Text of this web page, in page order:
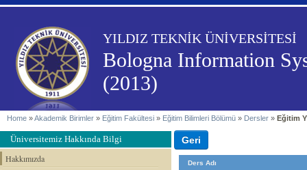
YILDIZ TEKNİK ÜNİVERSİTESİ
Bologna Information
(2013)
Home »Akademik Birimler » Eğitim Fakültesi » Eğitim Bilimleri Bölümü » Dersler » Eğitim
Üniversitemiz Hakkında Bilgi
Hakkımızda
Ders Adı